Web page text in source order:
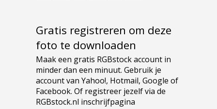
Gratis registreren om deze
foto te downloaden